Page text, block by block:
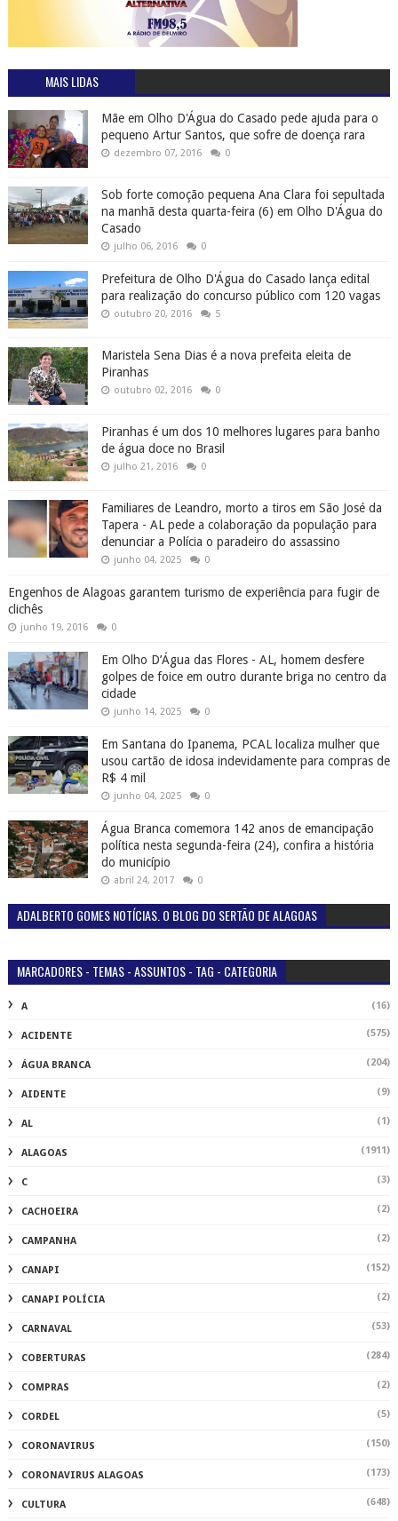
MAIS LIDAS
Mãe em Olho D'Água do Casado pede ajuda para o
pequeno Artur Santos, que sofre de doença rara
dezembro 07, 2016 0
Sob forte comoção pequena Ana Clara foi sepultada
na manhã desta quarta-feira (6) em Olho D'Água do
Casado
julho 06, 2016 0
Prefeitura de Olho D'Água do Casado lança edital
para realização do concurso público com 120 vagas
outubro 20, 2016 5
Maristela Sena Dias é a nova prefeita eleita de
Piranhas
outubro 02, 2016 0
Piranhas é um dos 10 melhores lugares para banho
de água doce no Brasil
julho 21, 2016 0
Familiares de Leandro, morto a tiros em São José da
Tapera - AL pede a colaboração da população para
denunciar a Polícia o paradeiro do assassino
junho 04, 2025 0
Engenhos de Alagoas garantem turismo de experiência para fugir de
clichês
junho 19, 2016 0
Em Olho D’Água das Flores - AL, homem desfere
golpes de foice em outro durante briga no centro da
cidade
junho 14, 2025 0
Em Santana do Ipanema, PCAL localiza mulher que
usou cartão de idosa indevidamente para compras de
R$ 4 mil
junho 04, 2025 0
Água Branca comemora 142 anos de emancipação
política nesta segunda-feira (24), confira a história
do município
abril 24, 2017 0
ADALBERTO GOMES NOTÍCIAS. O BLOG DO SERTÃO DE ALAGOAS
MARCADORES - TEMAS - ASSUNTOS - TAG - CATEGORIA
A (16)
ACIDENTE (575)
ÁGUA BRANCA (204)
AIDENTE (9)
AL (1)
ALAGOAS (1911)
C (3)
CACHOEIRA (2)
CAMPANHA (2)
CANAPI (152)
CANAPI POLÍCIA (2)
CARNAVAL (53)
COBERTURAS (284)
COMPRAS (2)
CORDEL (5)
CORONAVIRUS (150)
CORONAVIRUS ALAGOAS (173)
CULTURA (648)